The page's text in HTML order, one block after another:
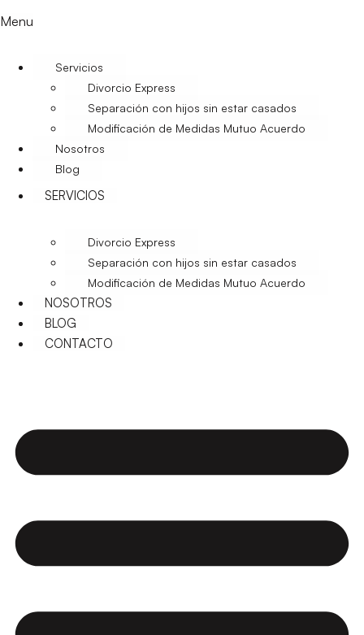
Menu
Servicios
Divorcio Express
Separación con hijos sin estar casados
Modificación de Medidas Mutuo Acuerdo
Nosotros
Blog
SERVICIOS
Divorcio Express
Separación con hijos sin estar casados
Modificación de Medidas Mutuo Acuerdo
NOSOTROS
BLOG
CONTACTO